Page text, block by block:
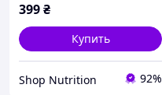
399₴
Купить
Shop Nutrition 92%